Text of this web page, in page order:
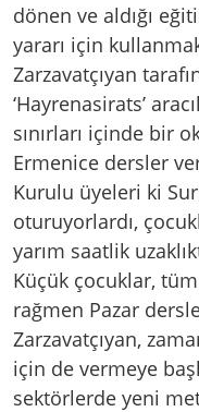
dönen ve aldığı
yararı için
Zarzavatçıyan
‘Hayrenasirats’
sınırları içinde bir
Ermenice dersler
Kurulu üyeleri ki
oturuyorlardı,
yarım saatlik
Küçük çocuklar,
rağmen Pazar
Zarzavatçıyan,
için de vermeye
sektörlerde yeni